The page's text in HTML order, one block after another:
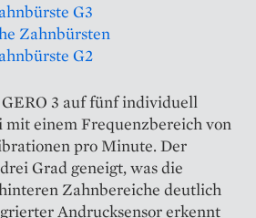
G3
Zahnbürsten
G2
3 auf fünf individuell
einem Frequenzbereich von
pro Minute. Der
Grad geneigt, was die
Zahnbereiche deutlich
Andrucksensor erkennt